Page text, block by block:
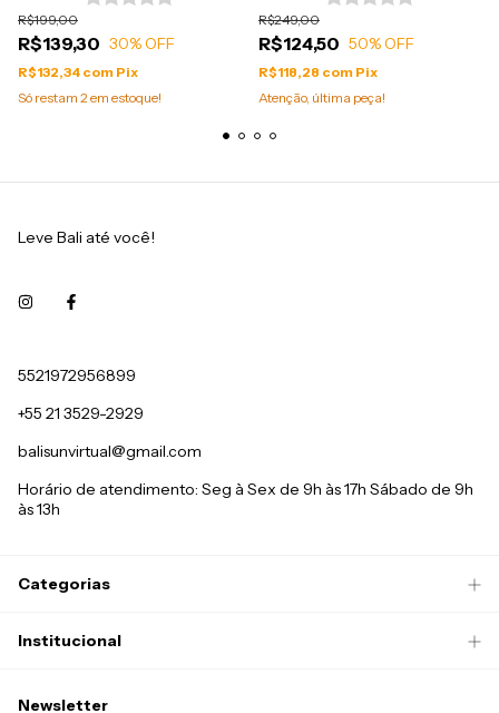
R$139,30
R$199,00
30% OFF
R$132,34 com Pix
Só restam 2em estoque!
R$124,50
R$249,00
50% OFF
R$118,28 com Pix
Atenção, última peça!
Leve Bali até você!
5521972956899
+55 21 3529-2929
balisunvirtual@gmail.com
Horário de atendimento: Seg à Sex de 9h às 17h Sábado de 9h
às 13h
Categorias
Institucional
Newsletter